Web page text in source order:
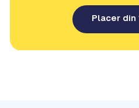
Placer din